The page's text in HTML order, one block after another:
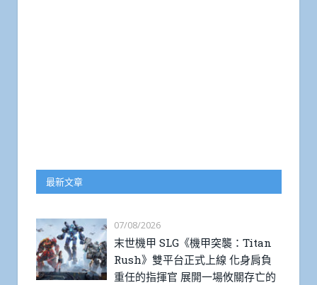
最新文章
07/08/2026
末世機甲 SLG《機甲突襲：Titan
Rush》雙平台正式上線 化身肩負
重任的指揮官 展開一場攸關存亡的